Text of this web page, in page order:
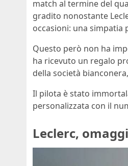
match al termine del
gradito nonostante
occasioni: una simpatia
Questo però non ha
ha ricevuto un regalo
della società
Il pilota è stato
personalizzata con il
Leclerc,